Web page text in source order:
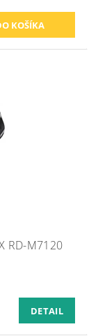
RD-M7120
DETAIL